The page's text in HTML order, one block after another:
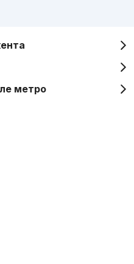
метро